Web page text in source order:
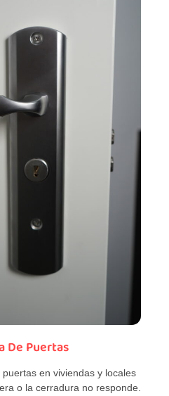
De Puertas
en viviendas y locales
o la cerradura no responde.